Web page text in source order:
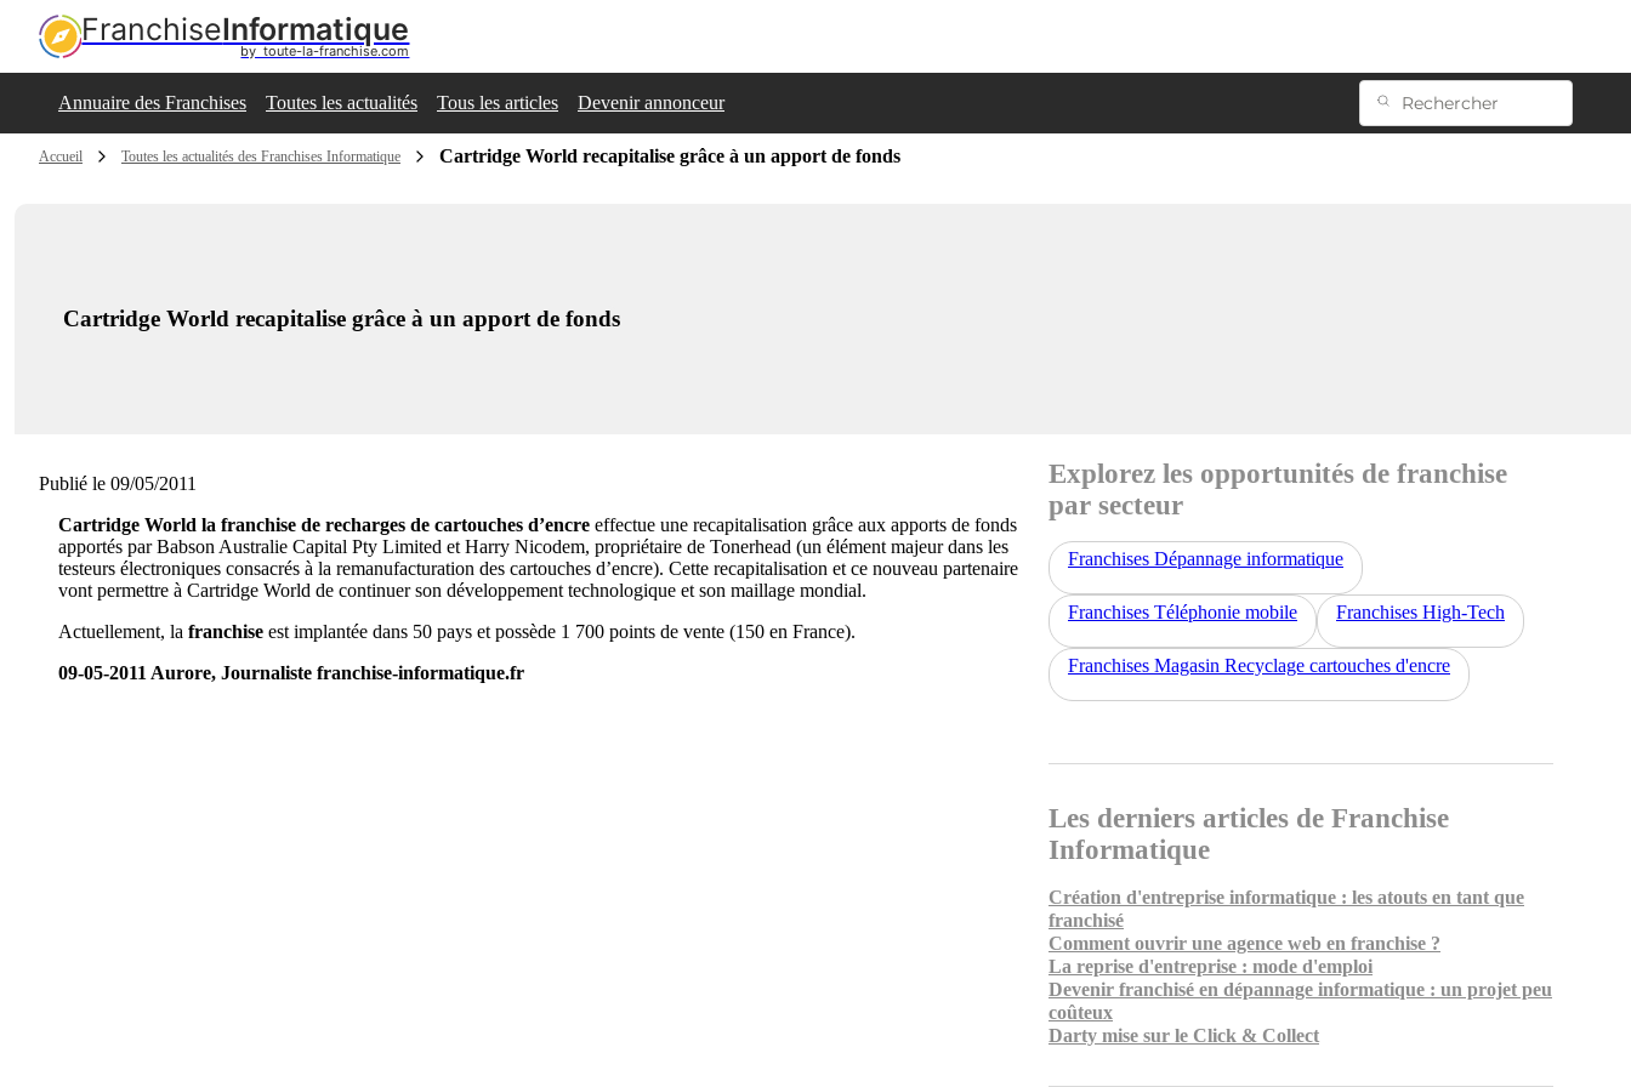
FranchiseInformatique
by  toute-la-franchise.com
Annuaire des Franchises Toutes les actualités Tous les articles Devenir annonceur
Accueil Toutes les actualités des Franchises Informatique Cartridge World recapitalise grâce à un apport de fonds
Cartridge World recapitalise grâce à un apport de fonds
Publié le 09/05/2011
Cartridge World la franchise de recharges de cartouches d’encre effectue une recapitalisation grâce aux apports de fonds
apportés par Babson Australie Capital Pty Limited et Harry Nicodem, propriétaire de Tonerhead (un élément majeur dans les
testeurs électroniques consacrés à la remanufacturation des cartouches d’encre). Cette recapitalisation et ce nouveau partenaire
vont permettre à Cartridge World de continuer son développement technologique et son maillage mondial.
Actuellement, la franchise est implantée dans 50 pays et possède 1 700 points de vente (150 en France).
09-05-2011 Aurore, Journaliste franchise-informatique.fr
Explorez les opportunités de franchise
par secteur
Franchises Dépannage informatique
Franchises Téléphonie mobile Franchises High-Tech
Franchises Magasin Recyclage cartouches d'encre
Les derniers articles de Franchise
Informatique
Création d'entreprise informatique : les atouts en tant que
franchisé
Comment ouvrir une agence web en franchise ?
La reprise d'entreprise : mode d'emploi
Devenir franchisé en dépannage informatique : un projet peu
coûteux
Darty mise sur le Click & Collect